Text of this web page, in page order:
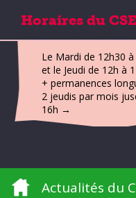
Horaires du CSE
Le Mardi de 12h30 à
et le Jeudi de 12h à
+ permanences
2 jeudis par mois
16h →
Actualités du